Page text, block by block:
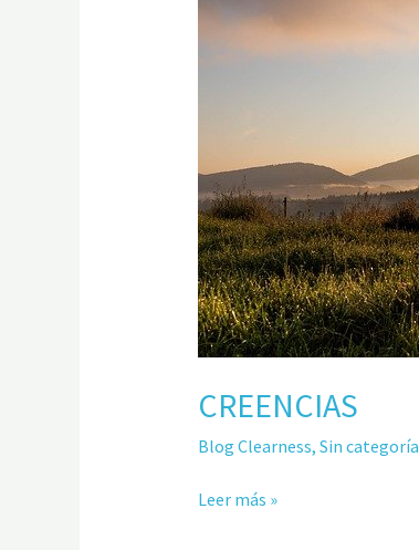
CREENCIAS
Blog Clearness, Sin categoría
Leer más »